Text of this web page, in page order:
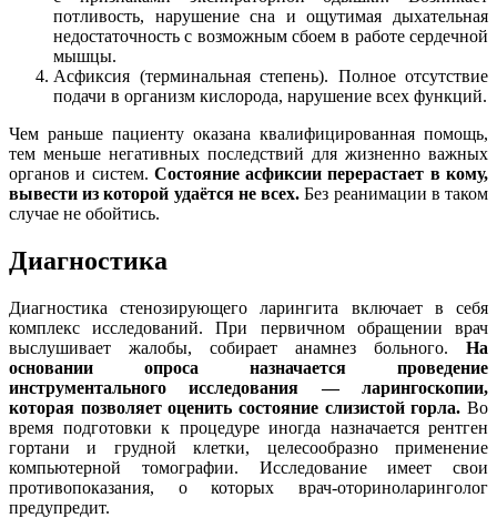
потливость, нарушение сна и ощутимая дыхательная
недостаточность с возможным сбоем в работе сердечной
мышцы.
Асфиксия (терминальная степень). Полное отсутствие
подачи в организм кислорода, нарушение всех функций.
Чем раньше пациенту оказана квалифицированная помощь,
тем меньше негативных последствий для жизненно важных
органов и систем. Состояние асфиксии перерастает в кому,
вывести из которой удаётся не всех. Без реанимации в таком
случае не обойтись.
Диагностика
Диагностика стенозирующего ларингита включает в себя
комплекс исследований. При первичном обращении врач
выслушивает жалобы, собирает анамнез больного. На
основании опроса назначается проведение
инструментального исследования — ларингоскопии,
которая позволяет оценить состояние слизистой горла. Во
время подготовки к процедуре иногда назначается рентген
гортани и грудной клетки, целесообразно применение
компьютерной томографии. Исследование имеет свои
противопоказания, о которых врач-оториноларинголог
предупредит.